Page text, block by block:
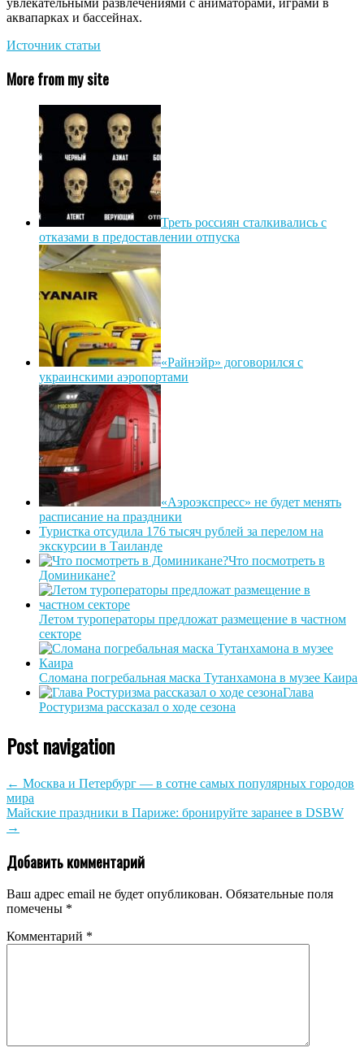
аквапарках и бассейнах.
Источник статьи
More from my site
Треть россиян сталкивались с
отказами в предоставлении отпуска
«Райнэйр» договорился с
украинскими аэропортами
«Аэроэкспресс» не будет менять
расписание на праздники
Туристка отсудила 176 тысяч рублей за перелом на
экскурсии в Таиланде
Что посмотреть в
Доминикане?
Летом туроператоры предложат размещение в частном
секторе
Сломана погребальная маска Тутанхамона в музее Каира
Глава
Ростуризма рассказал о ходе сезона
Post navigation
← Москва и Петербург — в сотне самых популярных городов
мира
Майские праздники в Париже: бронируйте заранее в DSBW
→
Добавить комментарий
Ваш адрес email не будет опубликован. Обязательные поля
помечены *
Комментарий *